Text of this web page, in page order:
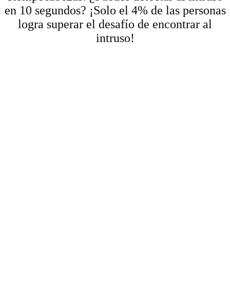
en 10 segundos? ¡Solo el 4% de las personas
logra superar el desafío de encontrar al
intruso!